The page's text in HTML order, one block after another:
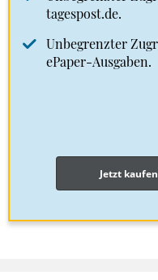
tagespost.de.
Unbegrenzter
ePaper-Ausgaben.
Jetzt kaufen